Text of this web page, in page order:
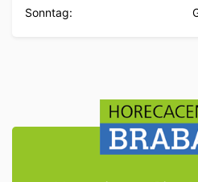
Sonntag: